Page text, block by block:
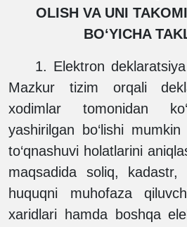
OLISH VA UNI
BOʻYICHA
1. Elektron
Mazkur tizim orqali
xodimlar tomonidan
yashirilgan bo‘lishi mumkin
to‘qnashuvi holatlarini
maqsadida soliq, kadastr,
huquqni muhofaza
xaridlari hamda boshqa